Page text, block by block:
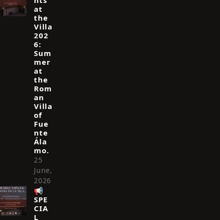
at
the
Villa
202
6:
Sum
mer
at
the
Rom
an
Villa
of
Fue
nte
Ála
mo.
25
June,
2026
📢
SPE
CIA
L